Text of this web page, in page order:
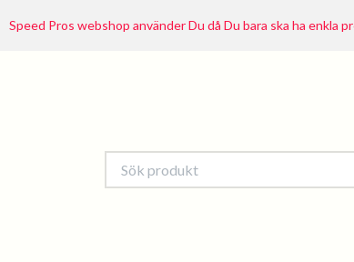
Speed Pros webshop använder Du då Du bara ska ha